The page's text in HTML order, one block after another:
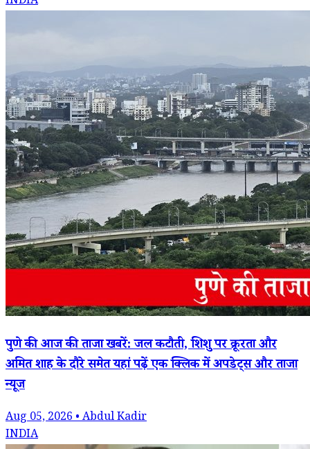
पुणे की आज की ताजा खबरें: जल कटौती, शिशु पर क्रूरता और
अमित शाह के दौरे समेत यहां पढ़ें एक क्लिक में अपडेट्स और ताजा
न्यूज
Aug 05, 2026 • Abdul Kadir
INDIA